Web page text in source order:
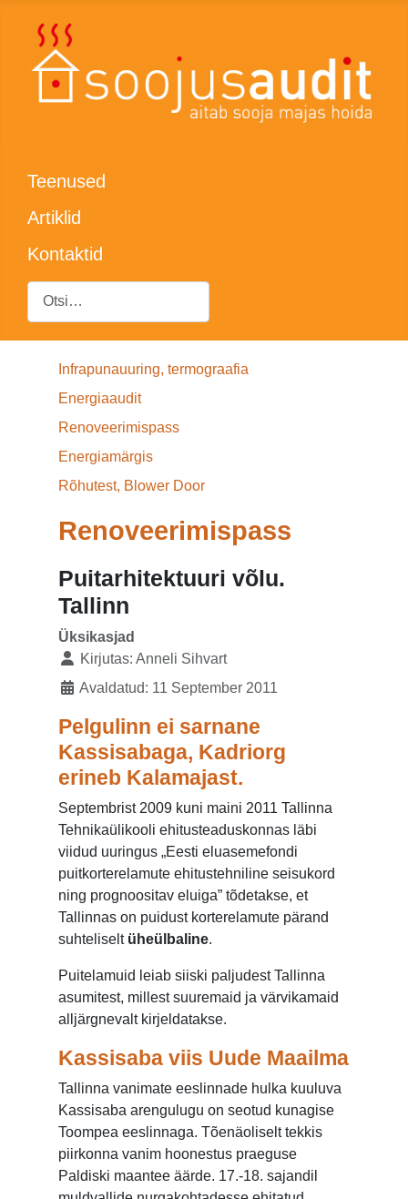
Teenused
Artiklid
Kontaktid
Otsing
Infrapunauuring, termograafia
Energiaaudit
Renoveerimispass
Energiamärgis
Rõhutest, Blower Door
Renoveerimispass
Puitarhitektuuri võlu.
Tallinn
Üksikasjad
Kirjutas: Anneli Sihvart
Avaldatud: 11 September 2011
Pelgulinn ei sarnane
Kassisabaga, Kadriorg
erineb Kalamajast.
Septembrist 2009 kuni maini 2011 Tallinna
Tehnikaülikooli ehitusteaduskonnas läbi
viidud uuringus „Eesti eluasemefondi
puitkorterelamute ehitustehniline seisukord
ning prognoositav eluiga” tõdetakse, et
Tallinnas on puidust korterelamute pärand
suhteliselt üheülbaline.
Puitelamuid leiab siiski paljudest Tallinna
asumitest, millest suuremaid ja värvikamaid
alljärgnevalt kirjeldatakse.
Kassisaba viis Uude Maailma
Tallinna vanimate eeslinnade hulka kuuluva
Kassisaba arengulugu on seotud kunagise
Toompea eeslinnaga. Tõenäoliselt tekkis
piirkonna vanim hoonestus praeguse
Paldiski maantee äärde. 17.-18. sajandil